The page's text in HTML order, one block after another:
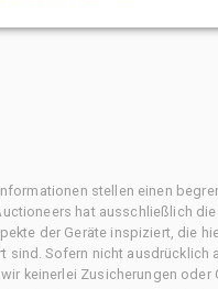
stellen einen
hat ausschließlich die
der Geräte inspiziert, die
sind. Sofern nicht ausdrücklich
keinerlei Zusicherungen oder